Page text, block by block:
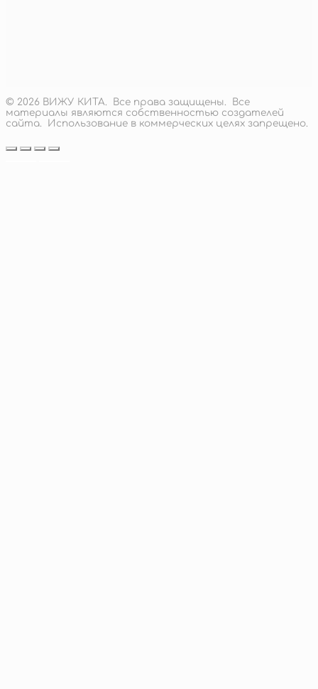
1
862 руб.
© 2026 ВИЖУ КИТА. Все права защищены. Все
материалы являются собственностью создателей
сайта. Использование в коммерческих целях запрещено.